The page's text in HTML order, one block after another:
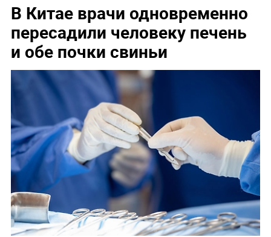
В Китае врачи одновременно
пересадили человеку печень
и обе почки свиньи